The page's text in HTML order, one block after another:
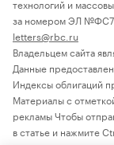
технологий и
за номером ЭЛ
letters@rbc.ru
Владельцем сайта
Данные
Индексы облигаций
Материалы с
рекламы Чтобы
в статье и нажмите